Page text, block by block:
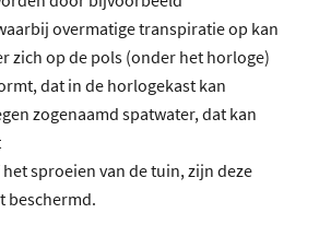
overmatige transpiratie op kan
zich op de pols (onder het horloge)
dat in de horlogekast kan
zogenaamd spatwater, dat kan
sproeien van de tuin, zijn deze
beschermd.